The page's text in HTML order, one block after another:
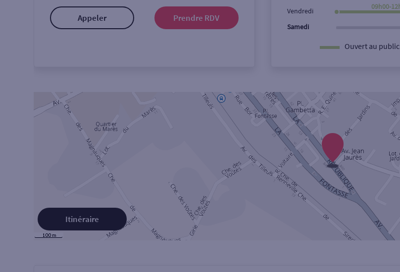
Appeler Prendre RDV
Vendredi
09h00-
Samedi
Ouvert au public
Itinéraire